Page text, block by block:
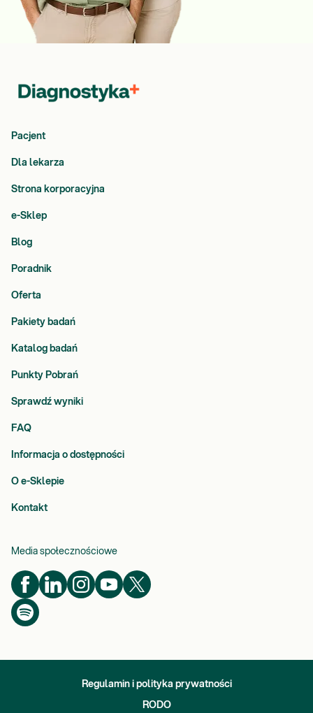
Pacjent
Dla lekarza
Strona korporacyjna
e-Sklep
Blog
Poradnik
Oferta
Pakiety badań
Katalog badań
Punkty Pobrań
Sprawdź wyniki
FAQ
Informacja o dostępności
O e-Sklepie
Kontakt
Media społecznościowe
Regulamin i polityka prywatności
RODO